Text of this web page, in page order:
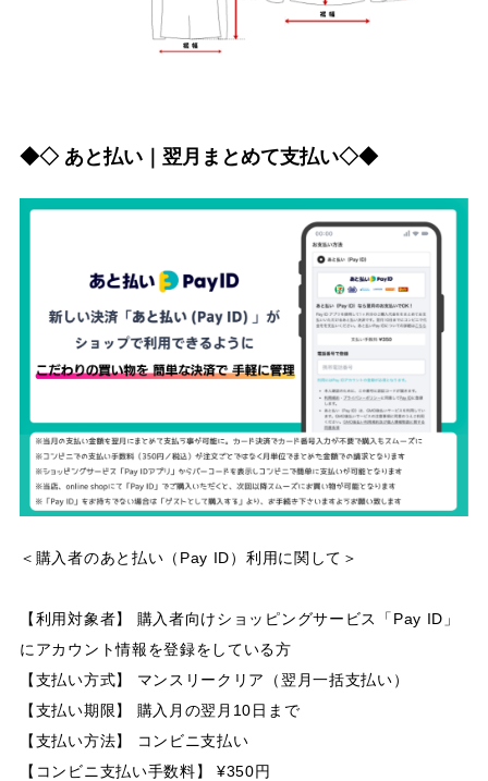
◆◇ あと払い｜翌月まとめて支払い◇◆
＜購入者のあと払い（Pay ID）利用に関して＞
【利用対象者】 購入者向けショッピングサービス「Pay ID」
にアカウント情報を登録をしている方
【支払い方式】 マンスリークリア（翌月一括支払い）
【支払い期限】 購入月の翌月10日まで
【支払い方法】 コンビニ支払い
【コンビニ支払い手数料】 ¥350円